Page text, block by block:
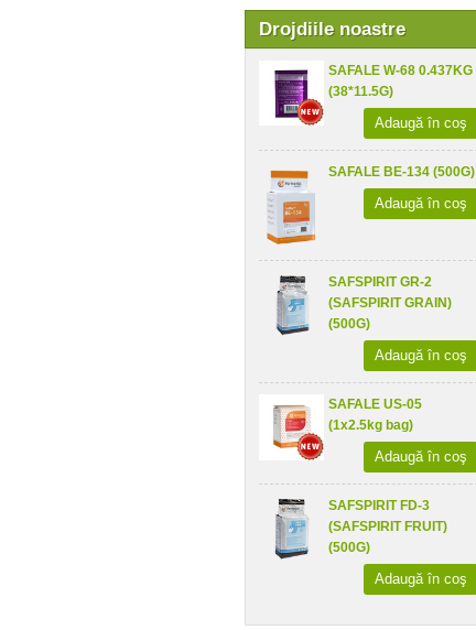
Drojdiile noastre
SAFALE W-68 0.437KG
(38*11.5G)
Adaugă în coş
SAFALE BE-134 (500G)
Adaugă în coş
SAFSPIRIT GR-2
(SAFSPIRIT GRAIN)
(500G)
Adaugă în coş
SAFALE US-05
(1x2.5kg bag)
Adaugă în coş
SAFSPIRIT FD-3
(SAFSPIRIT FRUIT)
(500G)
Adaugă în coş